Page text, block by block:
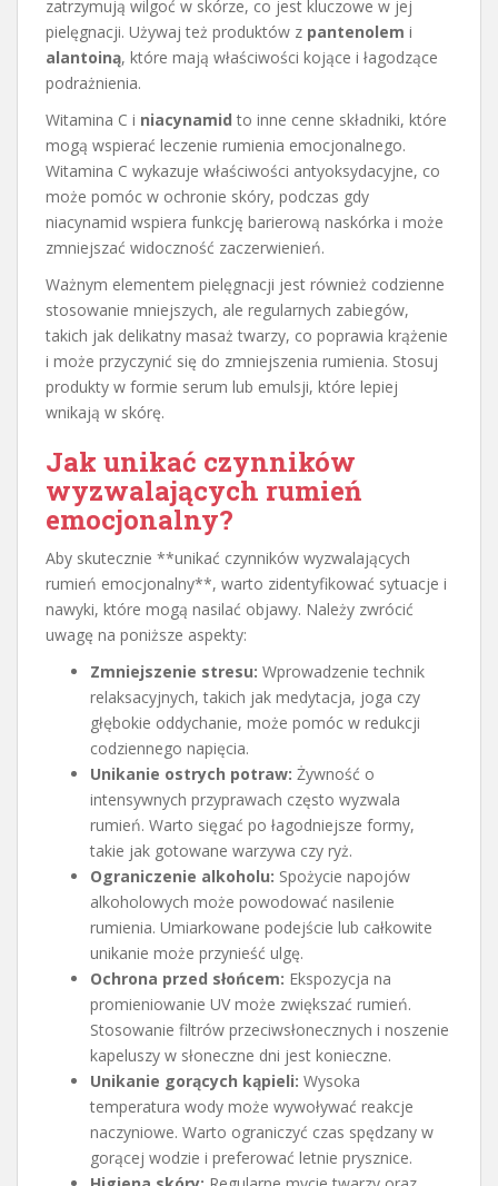
zatrzymują wilgoć w skórze, co jest kluczowe w jej
pielęgnacji. Używaj też produktów z pantenolem i
alantoiną, które mają właściwości kojące i łagodzące
podrażnienia.
Witamina C i niacynamid to inne cenne składniki, które
mogą wspierać leczenie rumienia emocjonalnego.
Witamina C wykazuje właściwości antyoksydacyjne, co
może pomóc w ochronie skóry, podczas gdy
niacynamid wspiera funkcję barierową naskórka i może
zmniejszać widoczność zaczerwienień.
Ważnym elementem pielęgnacji jest również codzienne
stosowanie mniejszych, ale regularnych zabiegów,
takich jak delikatny masaż twarzy, co poprawia krążenie
i może przyczynić się do zmniejszenia rumienia. Stosuj
produkty w formie serum lub emulsji, które lepiej
wnikają w skórę.
Jak unikać czynników
wyzwalających rumień
emocjonalny?
Aby skutecznie **unikać czynników wyzwalających
rumień emocjonalny**, warto zidentyfikować sytuacje i
nawyki, które mogą nasilać objawy. Należy zwrócić
uwagę na poniższe aspekty:
Zmniejszenie stresu: Wprowadzenie technik
relaksacyjnych, takich jak medytacja, joga czy
głębokie oddychanie, może pomóc w redukcji
codziennego napięcia.
Unikanie ostrych potraw: Żywność o
intensywnych przyprawach często wyzwala
rumień. Warto sięgać po łagodniejsze formy,
takie jak gotowane warzywa czy ryż.
Ograniczenie alkoholu: Spożycie napojów
alkoholowych może powodować nasilenie
rumienia. Umiarkowane podejście lub całkowite
unikanie może przynieść ulgę.
Ochrona przed słońcem: Ekspozycja na
promieniowanie UV może zwiększać rumień.
Stosowanie filtrów przeciwsłonecznych i noszenie
kapeluszy w słoneczne dni jest konieczne.
Unikanie gorących kąpieli: Wysoka
temperatura wody może wywoływać reakcje
naczyniowe. Warto ograniczyć czas spędzany w
gorącej wodzie i preferować letnie prysznice.